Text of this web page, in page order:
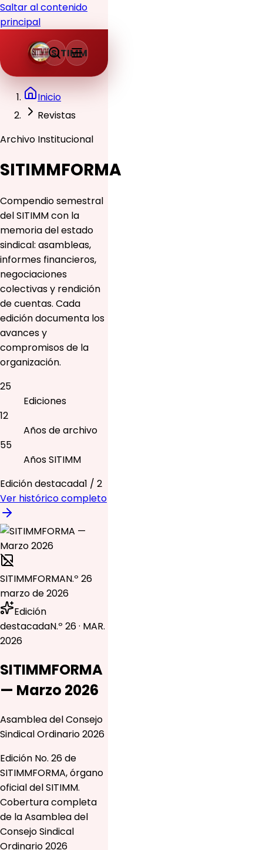
Saltar al contenido
principal
SITIMM
Inicio
Revistas
Archivo Institucional
SITIMMFORMA
Compendio semestral
del SITIMM con la
memoria del estado
sindical: asambleas,
informes financieros,
negociaciones
colectivas y rendición
de cuentas. Cada
edición documenta los
avances y
compromisos de la
organización.
25
Ediciones
12
Años de archivo
55
Años SITIMM
Edición destacada1 / 2
Ver histórico completo
SITIMMFORMAN.º 26
marzo de 2026
Edición
destacadaN.º 26 · MAR.
2026
SITIMMFORMA
— Marzo 2026
Asamblea del Consejo
Sindical Ordinario 2026
Edición No. 26 de
SITIMMFORMA, órgano
oficial del SITIMM.
Cobertura completa
de la Asamblea del
Consejo Sindical
Ordinario 2026